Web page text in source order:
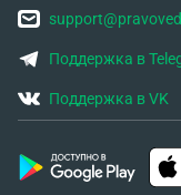
Поддержка в
Поддержка в VK